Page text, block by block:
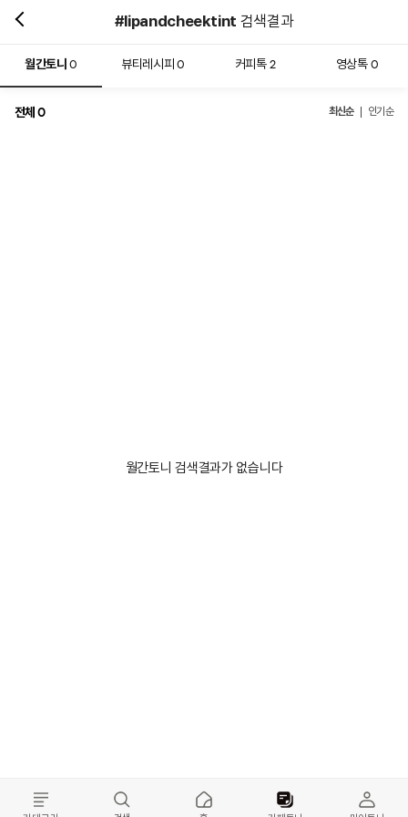
#lipandcheektint 검색결과
월간토니0 뷰티레시피0 커피톡 2 영상톡 0
전체 0 최신순 인기순
월간토니 검색결과가 없습니다